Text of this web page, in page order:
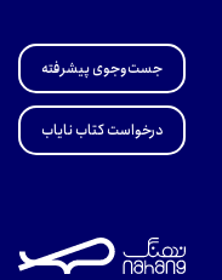
جست‌وجوی پیشرفته
درخواست کتاب نایاب